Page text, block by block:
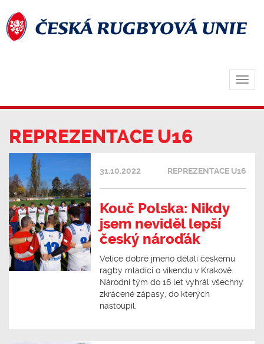
REPREZENTACE U16
31.10.2022 REPREZENTACE U16
Kouč Polska: Nikdy
jsem neviděl lepší
český nároďák
Velice dobré jméno dělali českému
ragby mladíci o víkendu v Krakově.
Národní tým do 16 let vyhrál všechny
zkrácené zápasy, do kterých
nastoupil.